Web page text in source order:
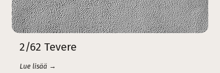
2/62 Tevere
Lue lisää →